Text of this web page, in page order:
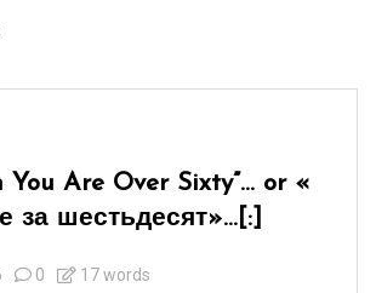
You Are Over Sixty”… or «
за шестьдесят»…[:]
0 17 words